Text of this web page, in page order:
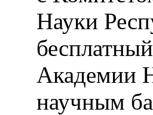
Науки
Академии
научным